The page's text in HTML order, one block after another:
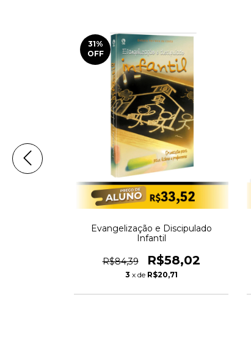
31%
OFF
Evangelização e Discipulado
Infantil
R$84,39 R$58,02
3 x de R$20,71